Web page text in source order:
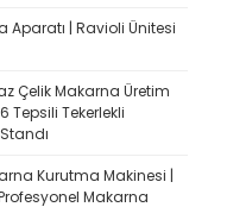
Aparatı | Ravioli Ünitesi
Çelik Makarna Üretim
Tepsili Tekerlekli
Kurutma Makinesi |
Makarna